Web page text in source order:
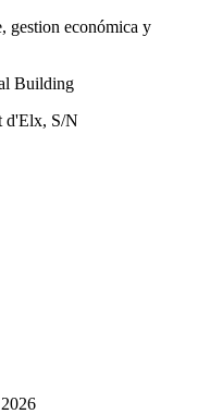
gestion económica y
Building
d'Elx, S/N